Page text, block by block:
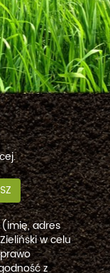
adres
w celu
z